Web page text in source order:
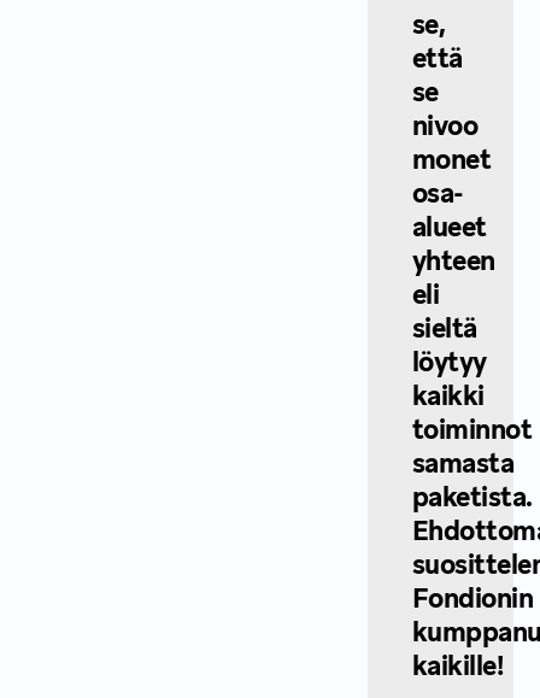
se,
että
se
nivoo
monet
osa-
alueet
yhteen
eli
sieltä
löytyy
kaikki
toiminnot
samasta
paketista.
Fondionin
kaikille!